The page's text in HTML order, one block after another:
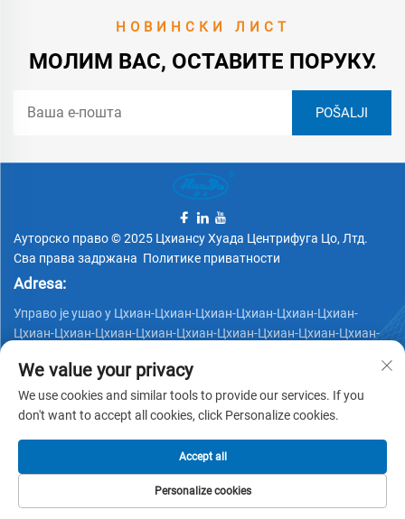
НОВИНСКИ ЛИСТ
МОЛИМ ВАС, ОСТАВИТЕ ПОРУКУ.
Ауторско право © 2025 Цхиансу Хуада Центрифуга Цо, Лтд.
Сва права задржана Политике приватности
Adresa:
Управо је ушао у Цхиан-Цхиан-Цхиан-Цхиан-Цхиан-Цхиан-
Цхиан-Цхиан-Цхиан-Цхиан-Цхиан-Цхиан-Цхиан-Цхиан-Цхиан-
Телефон:
+86 15162337620
Email:
[email protected]
We value your privacy
We use cookies and similar tools to provide our services. If you
don't want to accept all cookies, click Personalize cookies.
Personalize cookies
Accept all